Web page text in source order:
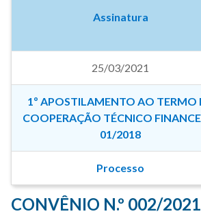
Assinatura
25/03/2021
1º APOSTILAMENTO AO TERMO
COOPERAÇÃO TÉCNICO
01/2018
Processo
CONVÊNIO N.º 002/2021